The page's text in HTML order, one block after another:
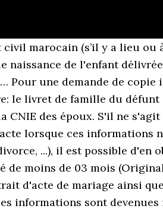
marocain (s’il y a lieu
naissance de l'enfant
Pour une demande de
le livret de famille du défunt
des époux. S'il ne
lorsque ces
...), il est possible
de moins de 03 mois
d'acte de mariage ainsi
informations sont